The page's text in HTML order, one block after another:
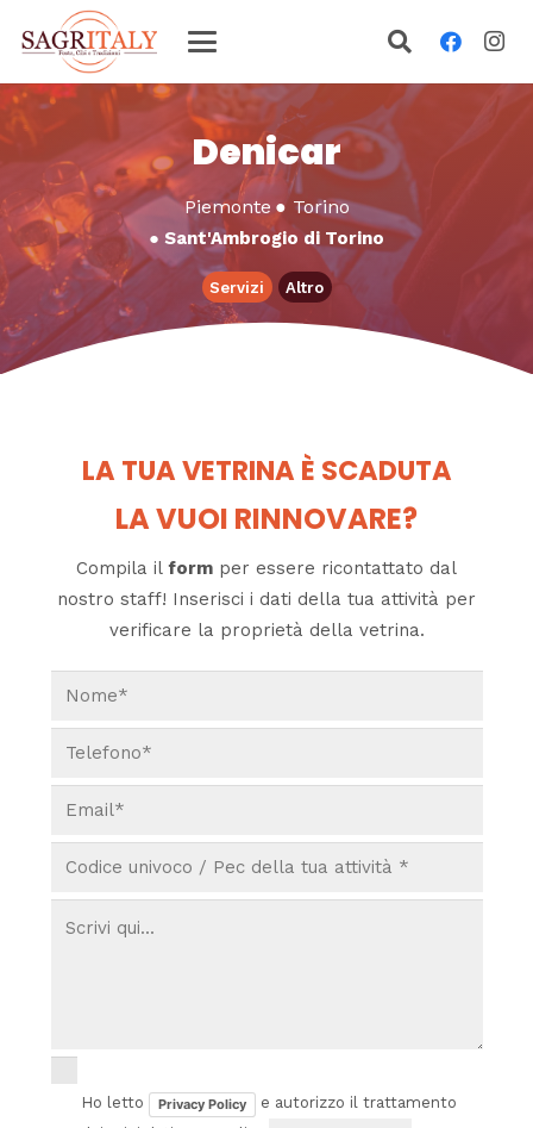
Denicar
Piemonte ● Torino
● Sant'Ambrogio di Torino
Servizi Altro
LA TUA VETRINA È SCADUTA
LA VUOI RINNOVARE?
Compila il form per essere ricontattato dal
nostro staff! Inserisci i dati della tua attività per
verificare la proprietà della vetrina.
Ho letto Privacy Policy
e autorizzo il trattamento